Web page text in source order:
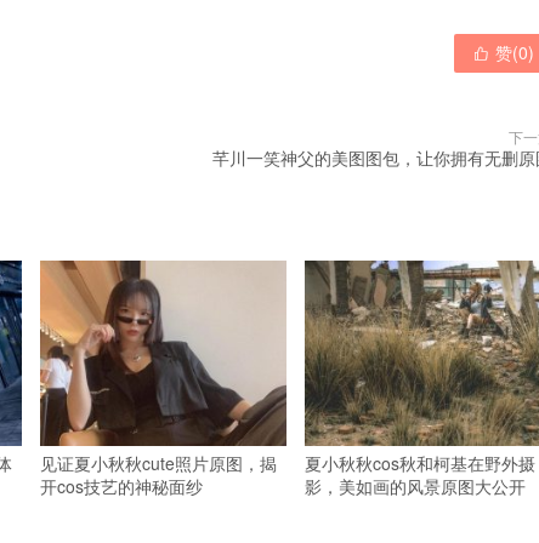
 赞(0)
下
芊川一笑神父的美图图包，让你拥有无删
见证夏小秋秋cute照片原图，揭
开cos技艺的神秘面纱
夏小秋秋cos秋和柯基在野外摄
影，美如画的风景原图大公开